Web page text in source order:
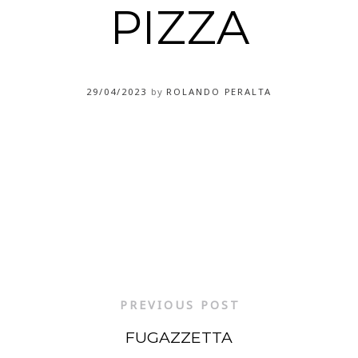
PIZZA
29/04/2023 by ROLANDO PERALTA
PREVIOUS POST
FUGAZZETTA